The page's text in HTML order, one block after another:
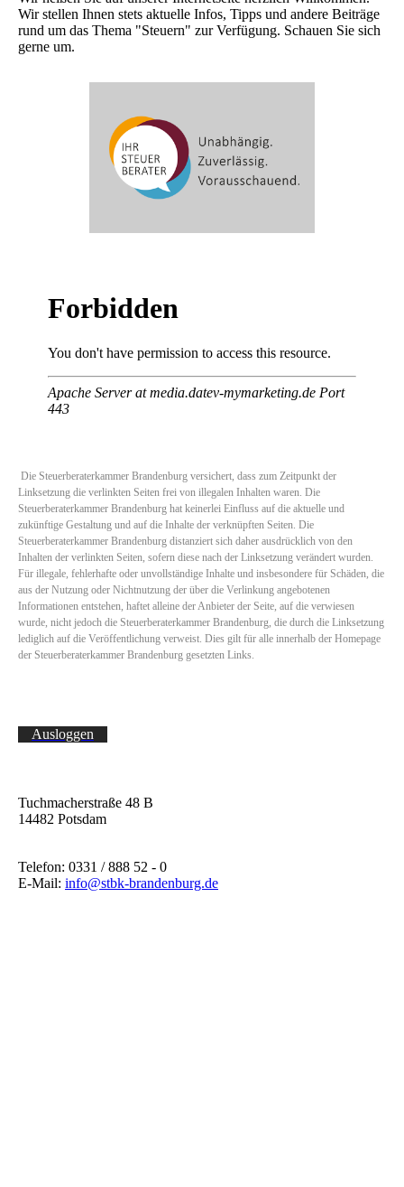
Wir stellen Ihnen stets aktuelle Infos, Tipps und andere Beiträge
rund um das Thema "Steuern" zur Verfügung. Schauen Sie sich
gerne um.
Die Steuerberaterkammer Brandenburg versichert, dass zum Zeitpunkt der
Linksetzung die verlinkten Seiten frei von illegalen Inhalten waren. Die
Steuerberaterkammer Brandenburg hat keinerlei Einfluss auf die aktuelle und
zukünftige Gestaltung und auf die Inhalte der verknüpften Seiten. Die
Steuerberaterkammer Brandenburg distanziert sich daher ausdrücklich von den
Inhalten der verlinkten Seiten, sofern diese nach der Linksetzung verändert wurden.
Für illegale, fehlerhafte oder unvollständige Inhalte und insbesondere für Schäden, die
aus der Nutzung oder Nichtnutzung der über die Verlinkung angebotenen
Informationen entstehen, haftet alleine der Anbieter der Seite, auf die verwiesen
wurde, nicht jedoch die Steuerberaterkammer Brandenburg, die durch die Linksetzung
lediglich auf die Veröffentlichung verweist. Dies gilt für alle innerhalb der Homepage
der Steuerberaterkammer Brandenburg gesetzten Links.
Ausloggen
Tuchmacherstraße 48 B
14482 Potsdam
Telefon: 0331 / 888 52 - 0
E-Mail: info@stbk-brandenburg.de